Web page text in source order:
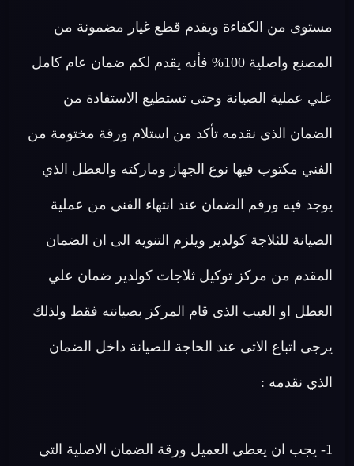
مستوى من الكفاءة ويقدم قطع غيار مضمونة من
المصنع واصلية 100% فأنه يقدم لكم ضمان عام كامل
علي عملية الصيانة وحتى تستطيع الاستفادة من
الضمان الذي نقدمه تأكد من استلام ورقة مختومة من
الفني مكتوب فيها نوع الجهاز وماركته والعطل الذي
يوجد فيه ورقم الضمان عند انتهاء الفني من عملية
الصيانة للثلاجة كولدير ويلزم التنويه الى ان الضمان
المقدم من مركز توكيل ثلاجات كولدير ضمان علي
العطل او العيب الذى قام المركز بصيانته فقط ولذلك
يرجى اتباع الاتى عند الحاجة للصيانة داخل الضمان
الذي نقدمه :
1- يجب ان يعطي العميل ورقة الضمان الاصلية التي